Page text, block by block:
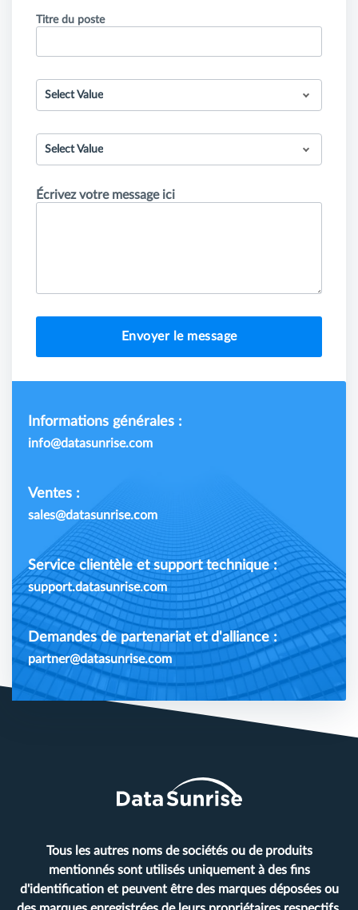
Titre du poste
Select Value
Select Value
Écrivez votre message ici
Envoyer le message
Informations générales :
info@datasunrise.com
Ventes :
sales@datasunrise.com
Service clientèle et support technique :
support.datasunrise.com
Demandes de partenariat et d'alliance :
partner@datasunrise.com
Tous les autres noms de sociétés ou de produits
mentionnés sont utilisés uniquement à des fins
d'identification et peuvent être des marques déposées ou